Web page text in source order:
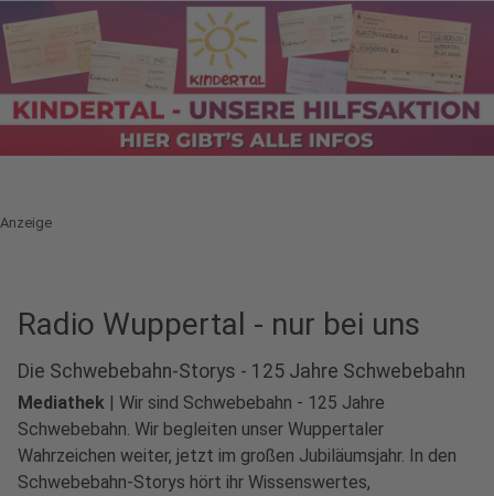
Anzeige
Radio Wuppertal - nur bei uns
Anzeige
Die Schwebebahn-Storys - 125 Jahre Schwebebahn
Mediathek | Wir sind Schwebebahn - 125 Jahre
Schwebebahn. Wir begleiten unser Wuppertaler
Wahrzeichen weiter, jetzt im großen Jubiläumsjahr. In den
Schwebebahn-Storys hört ihr Wissenswertes,